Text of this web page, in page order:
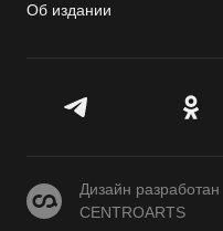
Об издании
CENTROARTS